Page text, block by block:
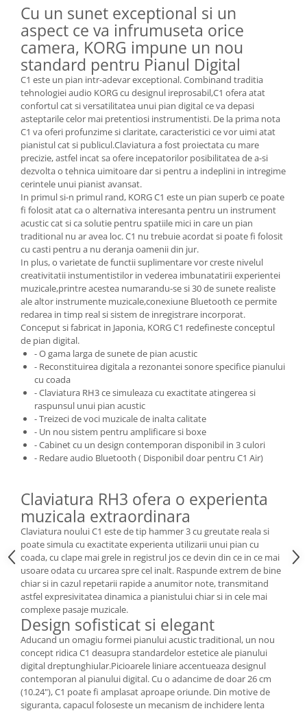
Chitare si bass
Claviaturi
Instrumente cu arcus
Instrumente de percutie
Instrumente de suflat
Instrumente si jucarii pentru copii
Instrumente traditionale
Tobe
Accesorii DJ
Accesorii Pick-up si Vinyl
Case-uri DJ
CD Playere DJ
Console DJ
Controllere MIDI - USB DAW
Genti pentru DJ
Mixere DJ
Platane DJ
Samplere si controllere
Stative si pupitre DJ
Cabluri si conectori
Cabluri adaptoare, cabluri Y
Cabluri audio
Cabluri de boxe
Cabluri de instrumente
Cabluri de microfon
Cabluri la metru
Cabluri MIDI si audio digitale
Cabluri multicore
Conectori
Standuri stative si pupitre
Accesorii stative
Stative de mixer
Stative de partituri
Case-uri, rack, huse si genti
Case-uri universale
Pachete si bundle
Casti Audio
Cu un sunet exceptional si un
aspect ce va infrumuseta orice
camera, KORG impune un nou
standard pentru Pianul Digital
C1 este un pian intr-adevar exceptional. Combinand traditia
tehnologiei audio KORG cu designul ireprosabil,C1 ofera atat
confortul cat si versatilitatea unui pian digital ce va depasi
asteptarile celor mai pretentiosi instrumentisti. De la prima nota
C1 va oferi profunzime si claritate, caracteristici ce vor uimi atat
pianistul cat si publicul.Claviatura a fost proiectata cu mare
precizie, astfel incat sa ofere incepatorilor posibilitatea de a-si
dezvolta o tehnica uimitoare dar si pentru a indeplini in intregime
cerintele unui pianist avansat.
In primul si-n primul rand, KORG C1 este un pian superb ce poate
fi folosit atat ca o alternativa interesanta pentru un instrument
acustic cat si ca solutie pentru spatiile mici in care un pian
traditional nu ar avea loc. C1 nu trebuie acordat si poate fi folosit
cu casti pentru a nu deranja oamenii din jur.
In plus, o varietate de functii suplimentare vor creste nivelul
creativitatii instumentistilor in vederea imbunatatirii experientei
muzicale,printre acestea numarandu-se si 30 de sunete realiste
ale altor instrumente muzicale,conexiune Bluetooth ce permite
redarea in timp real si sistem de inregistrare incorporat.
Conceput si fabricat in Japonia, KORG C1 redefineste conceptul
de pian digital.
- O gama larga de sunete de pian acustic
- Reconstituirea digitala a rezonantei sonore specifice pianului
cu coada
- Claviatura RH3 ce simuleaza cu exactitate atingerea si
raspunsul unui pian acustic
- Treizeci de voci muzicale de inalta calitate
- Un nou sistem pentru amplificare si boxe
- Cabinet cu un design contemporan disponibil in 3 culori
- Redare audio Bluetooth ( Disponibil doar pentru C1 Air)
Claviatura RH3 ofera o experienta
muzicala extraordinara
Claviatura noului C1 este de tip hammer 3 cu greutate reala si
poate simula cu exactitate experienta utilizarii unui pian cu
coada, cu clape mai grele in registrul jos ce devin din ce in ce mai
usoare odata cu urcarea spre cel inalt. Raspunde extrem de bine
chiar si in cazul repetarii rapide a anumitor note, transmitand
astfel expresivitatea dinamica a pianistului chiar si in cele mai
complexe pasaje muzicale.
Design sofisticat si elegant
Aducand un omagiu formei pianului acustic traditional, un nou
concept ridica C1 deasupra standardelor estetice ale pianului
digital dreptunghiular.Picioarele liniare accentueaza designul
contemporan al pianului digital. Cu o adancime de doar 26 cm
(10.24"), C1 poate fi amplasat aproape oriunde. Din motive de
siguranta, capacul foloseste un mecanism de inchidere lenta